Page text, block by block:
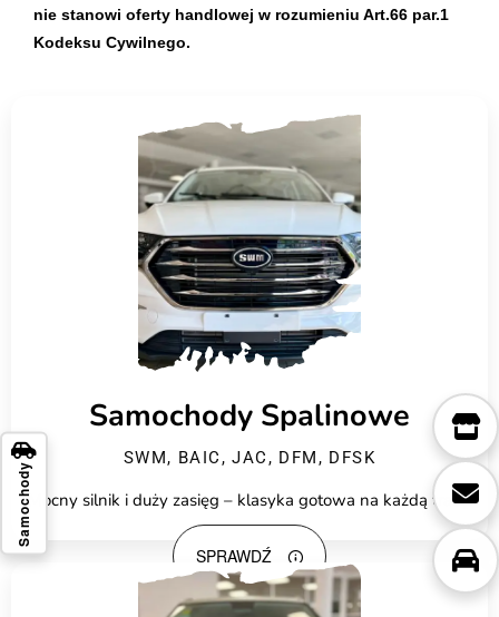
nie stanowi oferty handlowej w rozumieniu Art.66 par.1
Kodeksu Cywilnego.
Samochody Spalinowe
SWM, BAIC, JAC, DFM, DFSK
Mocny silnik i duży zasięg – klasyka gotowa na każdą trasę.
SPRAWDŹ
Samochody